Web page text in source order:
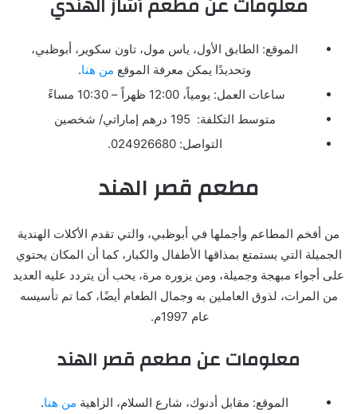
الموقع: الطابق الأول، ياس مول، تاون سكوير، أبوظبي،
وتحديدًا يمكن معرفة الموقع من هنا.
ساعات العمل: يومياً،12:00 ظهراً –10:30 مساءً
متوسط التكلفة: 195 درهم إماراتي/ شخصين
التواصل:024926680
.
مطعم قصر الهند
من أفخم المطاعم وأجملها في أبوظبي، والتي تقدم الأكلات الهندية
الجميلة التي يستمتع بمذاقها الأطفال والكبار، كما أن المكان يحتوي
على أجواء مبهجة وجميلة، ومن يزوره مرة، يحب أن يتردد عليه العديد
من المرات، لذوق العاملين به وجمال الطعام أيضًا، كما تم تأسيسه
عام 1997م.
معلومات عن مطعم قصر الهند
الموقع: مقابل أدنوك، شارع السلام، الزاهية من هنا.